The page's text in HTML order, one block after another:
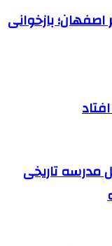
بازخوانی
مدرسه تاریخی